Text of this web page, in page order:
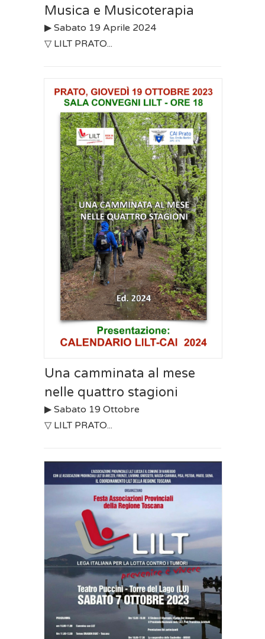
Musica e Musicoterapia
▶︎ Sabato 19 Aprile 2024
▽ LILT PRATO...
Una camminata al mese
nelle quattro stagioni
▶︎ Sabato 19 Ottobre
▽ LILT PRATO...